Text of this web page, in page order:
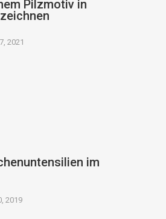
Pilzmotiv in
2021
im
2019